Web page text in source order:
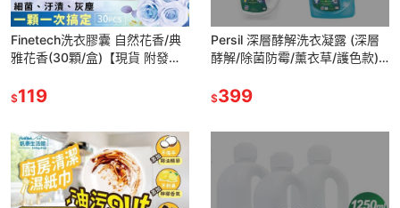
Finetech洗衣膠囊 自然花香/典
雅花香(30顆/盒)【現貨 附發
$119
Persil 深層酵解洗衣凝露 (深層
酵解/除菌防霉/薰衣草/護色款)
$399